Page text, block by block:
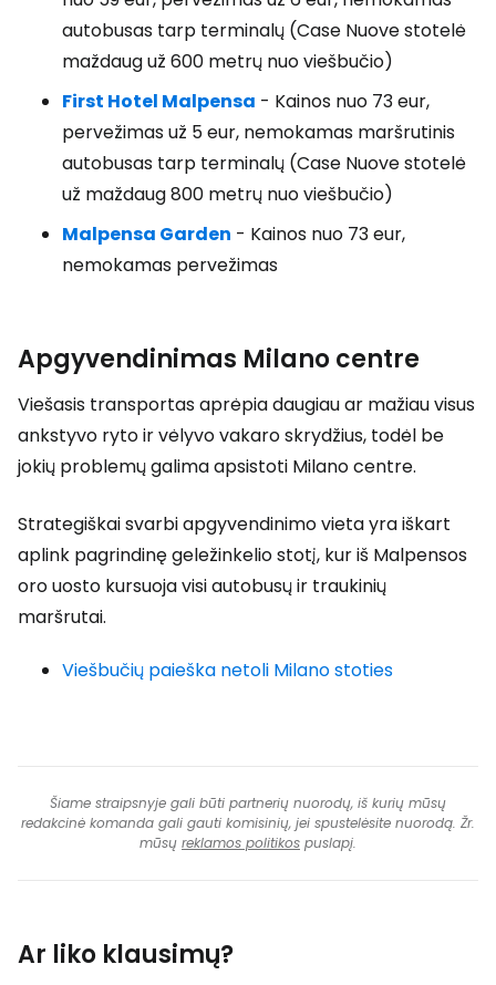
autobusas tarp terminalų (Case Nuove stotelė
maždaug už 600 metrų nuo viešbučio)
First Hotel Malpensa - Kainos nuo 73 eur,
pervežimas už 5 eur, nemokamas maršrutinis
autobusas tarp terminalų (Case Nuove stotelė
už maždaug 800 metrų nuo viešbučio)
Malpensa Garden - Kainos nuo 73 eur,
nemokamas pervežimas
Apgyvendinimas Milano centre
Viešasis transportas aprėpia daugiau ar mažiau visus
ankstyvo ryto ir vėlyvo vakaro skrydžius, todėl be
jokių problemų galima apsistoti Milano centre.
Strategiškai svarbi apgyvendinimo vieta yra iškart
aplink pagrindinę geležinkelio stotį, kur iš Malpensos
oro uosto kursuoja visi autobusų ir traukinių
maršrutai.
Viešbučių paieška netoli Milano stoties
Šiame straipsnyje gali būti partnerių nuorodų, iš kurių mūsų
redakcinė komanda gali gauti komisinių, jei spustelėsite nuorodą. Žr.
mūsų reklamos politikos puslapį.
Ar liko klausimų?